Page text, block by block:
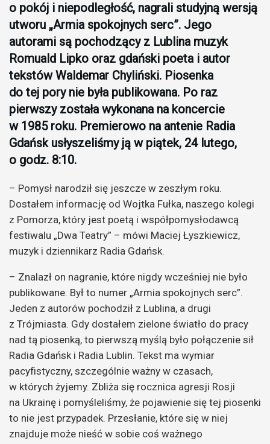
o pokój i niepodległość, nagrali studyjną wersją
utworu „Armia spokojnych serc”. Jego
autorami są pochodzący z Lublina muzyk
Romuald Lipko oraz gdański poeta i autor
tekstów Waldemar Chyliński. Piosenka
do tej pory nie była publikowana. Po raz
pierwszy została wykonana na koncercie
w 1985 roku. Premierowo na antenie Radia
Gdańsk usłyszeliśmy ją w piątek, 24 lutego,
o godz. 8:10.
– Pomysł narodził się jeszcze w zeszłym roku.
Dostałem informację od Wojtka Fułka, naszego kolegi
z Pomorza, który jest poetą i współpomysłodawcą
festiwalu „Dwa Teatry” – mówi Maciej Łyszkiewicz,
muzyk i dziennikarz Radia Gdańsk.
– Znalazł on nagranie, które nigdy wcześniej nie było
publikowane. Był to numer „Armia spokojnych serc”.
Jeden z autorów pochodził z Lublina, a drugi
z Trójmiasta. Gdy dostałem zielone światło do pracy
nad tą piosenką, to pierwszą myślą było połączenie sił
Radia Gdańsk i Radia Lublin. Tekst ma wymiar
pacyfistyczny, szczególnie ważny w czasach,
w których żyjemy. Zbliża się rocznica agresji Rosji
na Ukrainę i pomyśleliśmy, że pojawienie się tej piosenki
to nie jest przypadek. Przesłanie, które się w niej
znajduje może nieść w sobie coś ważnego